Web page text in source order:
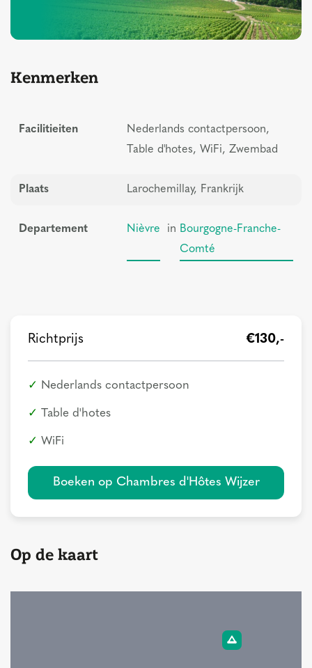
Kenmerken
Facilitieiten
Nederlands contactpersoon,
Table d'hotes, WiFi, Zwembad
Plaats Larochemillay, Frankrijk
Departement Nièvre in Bourgogne-Franche-
Comté
Richtprijs €130,-
Nederlands contactpersoon
Table d'hotes
WiFi
Boeken op Chambres d'Hôtes Wijzer
Op de kaart